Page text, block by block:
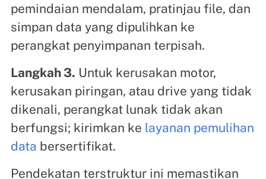
pemindaian mendalam, pratinjau file, dan
simpan data yang dipulihkan ke
perangkat penyimpanan terpisah.
Langkah 3. Untuk kerusakan motor,
kerusakan piringan, atau drive yang tidak
dikenali, perangkat lunak tidak akan
berfungsi; kirimkan ke layanan pemulihan
data bersertifikat.
Pendekatan terstruktur ini memastikan